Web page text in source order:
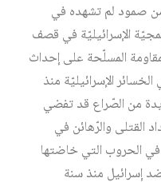
صمود لم تشهده في
الإسرائيليّة في قصف
المسلّحة على إحداث
الإسرائيليّة منذ
من الصّراع قد تفضي
القتلى والرّهائن في
الحروب التي خاضتها
إسرائيل منذ سنة